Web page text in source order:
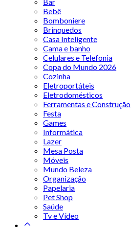
Bebê
Bomboniere
Brinquedos
Casa Inteligente
Cama e banho
Celulares e Telefonia
Copa do Mundo 2026
Cozinha
Eletroportáteis
Eletrodomésticos
Ferramentas e Construção
Festa
Games
Informática
Lazer
Mesa Posta
Móveis
Mundo Beleza
Organização
Papelaria
Pet Shop
Saúde
Tv e Vídeo